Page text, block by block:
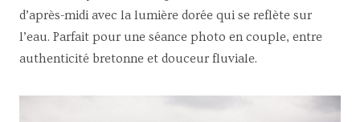
d’après-midi avec la lumière dorée qui se reflète sur
l’eau. Parfait pour une séance photo en couple, entre
authenticité bretonne et douceur fluviale.